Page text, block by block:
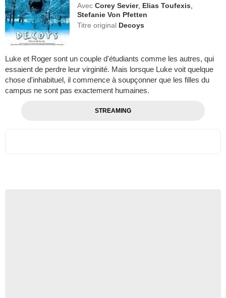
Avec Corey Sevier, Elias Toufexis
Stefanie Von Pfetten
Titre original Decoys
Luke et Roger sont un couple d'étudiants comme les autres, qui
essaient de perdre leur virginité. Mais lorsque Luke voit quelque
chose d'inhabituel, il commence à soupçonner que les filles du
campus ne sont pas exactement humaines.
STREAMING